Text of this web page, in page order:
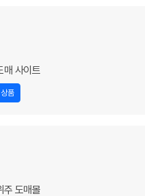
매 사이트
품
주 도매몰